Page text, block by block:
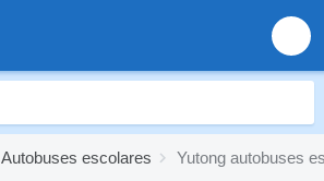
Autobuses escolares Yutong autobuses